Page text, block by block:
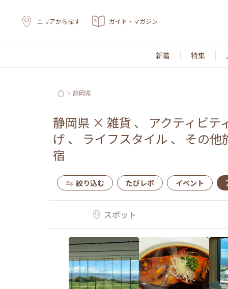
エリアから探す ガイド・マガジン
新着 特集
静岡県
静岡県 × 雑貨 、 アクティビテ
げ 、 ライフスタイル 、 その他
宿
絞り込む たびレポ イベント
スポット